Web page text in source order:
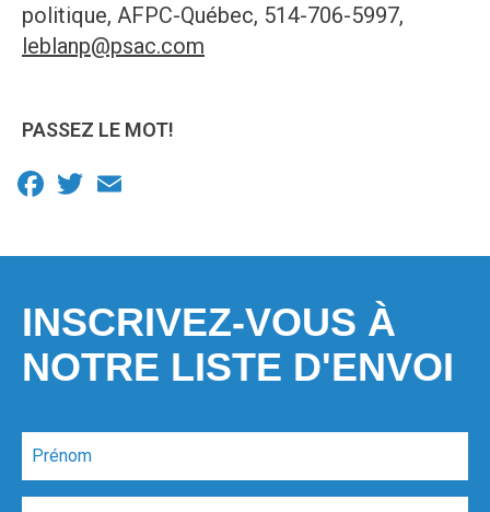
politique, AFPC-Québec, 514-706-5997,
leblanp@psac.com
PASSEZ LE MOT!
Facebook
Twitter
INSCRIVEZ-VOUS À
NOTRE LISTE D'ENVOI